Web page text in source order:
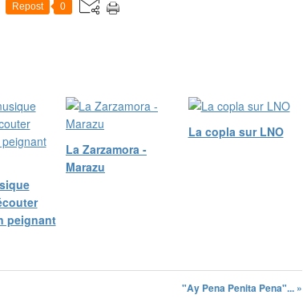
Repost 0
peignant
La Zarzamora -
Marazu
La copla sur LNO
"Ay Pena Penita Pena"... »